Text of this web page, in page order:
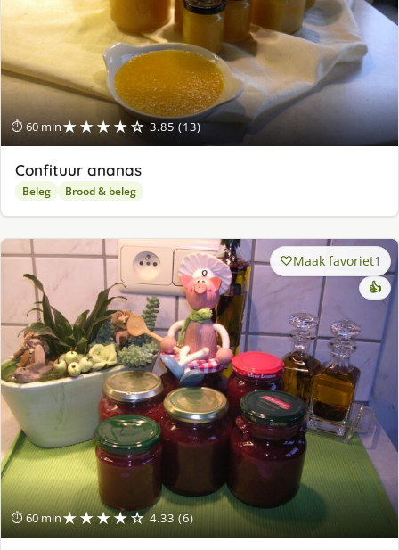
⏱ 60 min★★★★☆ 3.85 (13)
Confituur ananas
Beleg Brood & beleg
⏱ 60 min★★★★☆ 4.33 (6)
Maak favoriet1
👍